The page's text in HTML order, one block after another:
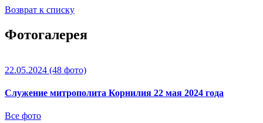
Возврат к списку
Фотогалерея
22.05.2024 (48 фото)
Служение митрополита Корнилия 22 мая 2024 года
Все фото